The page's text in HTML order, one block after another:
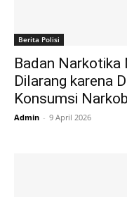
Berita Polisi
Badan Narkotika
Dilarang karena
Konsumsi
Admin - 9 April 2026